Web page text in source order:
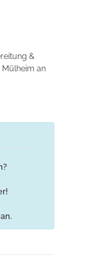
&
an